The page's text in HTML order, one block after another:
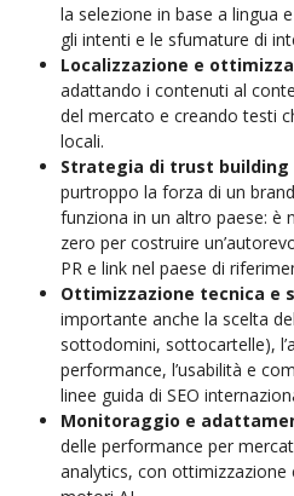
la selezione in base a lingua
gli intenti e le sfumature di
Localizzazione e
adattando i contenuti al
del mercato e creando testi
locali.
Strategia di trust building
purtroppo la forza di un
funziona in un altro paese: è
zero per costruire
PR e link nel paese di
Ottimizzazione tecnica e
importante anche la scelta
sottodomini, sottocartelle),
performance, l’usabilità e
linee guida di SEO
Monitoraggio e
delle performance per
analytics, con